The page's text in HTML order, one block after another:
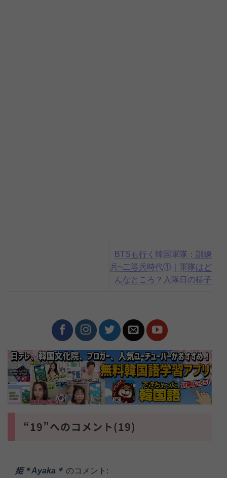
BTSも行く韓国軍隊：訓練
兵~二等兵時代①｜軍隊はど
んなところ？入隊日の様子
“19”へのコメント(19)
姫＊Ayaka＊ のコメント: